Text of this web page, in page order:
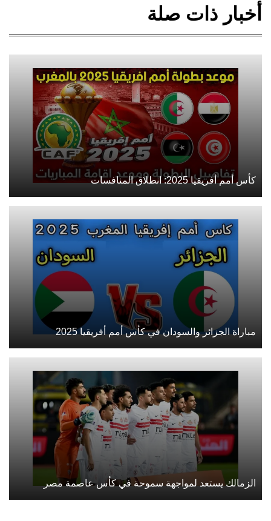
أخبار ذات صلة
كأس أمم أفريقيا 2025: انطلاق المنافسات
مباراة الجزائر والسودان في كأس أمم أفريقيا 2025
الزمالك يستعد لمواجهة سموحة في كأس عاصمة مصر